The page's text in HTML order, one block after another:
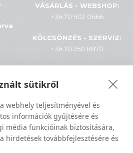
VÁSÁRLÁS - WEBSHOP:
+36 70 902 0666
KÖLCSÖNZÉS - SZERVIZ:
+36 70 250 8870
Minden jog fenntartva © 2024
Sportiger
sütikről
webhely teljesítményével és
információk gyűjtésére és
média funkcióinak biztosítására,
hirdetések továbbfejlesztésére és